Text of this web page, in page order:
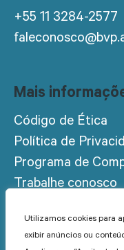
Utilizamos cookies para
exibir anúncios ou
+55 11 3284-2577
Mais
Código de Ética
Política de
Programa de
Trabalhe conosco